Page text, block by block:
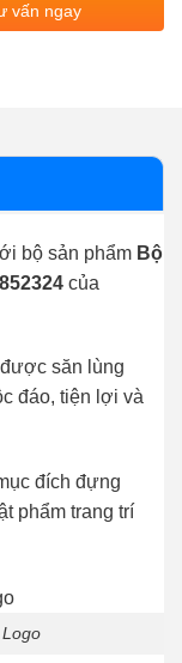
vấn ngay
bộ sản phẩm Bộ
của
săn lùng
đáo, tiện lợi và
đích đựng
phẩm trang trí